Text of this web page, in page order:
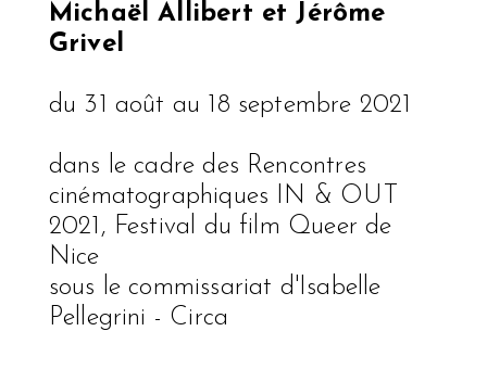
Michaël Allibert et Jérôme
Grivel
du 31 août au 18 septembre 2021
dans le cadre des Rencontres
cinématographiques IN & OUT
2021, Festival du film Queer de
Nice
sous le commissariat d'Isabelle
Pellegrini - Circa